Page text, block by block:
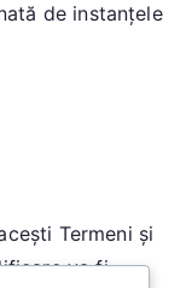
de instanțele
Termeni și
va fi